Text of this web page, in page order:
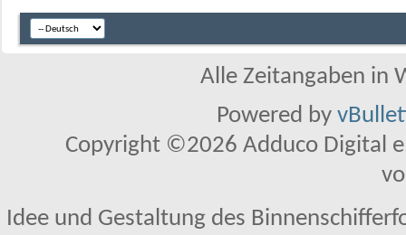
Alle Zeitangaben in
Powered by
Copyright ©2026 Adduco Digital
Idee und Gestaltung des